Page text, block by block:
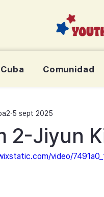
Comunidad
2-Jiyun
5 sept 2025
video/